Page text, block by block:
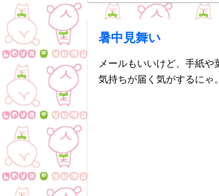
暑中見舞い
メールもいいけど、手紙や
気持ちが届く気がするにゃ。